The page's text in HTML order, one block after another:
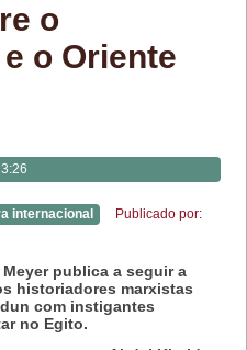
o
o Oriente
internacional
Publicado por:
publica a seguir a
historiadores marxistas
com instigantes
no Egito.